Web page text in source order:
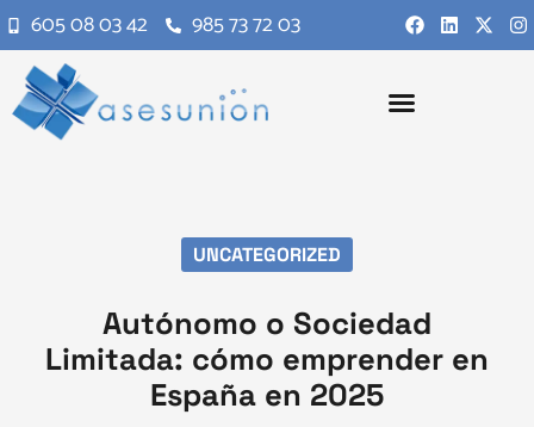
605 08 03 42 985 73 72 03
UNCATEGORIZED
Autónomo o Sociedad
Limitada: cómo emprender en
España en 2025